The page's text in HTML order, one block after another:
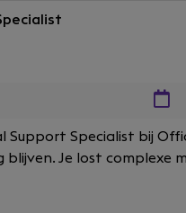
Support Specialist bij
Je lost complexe